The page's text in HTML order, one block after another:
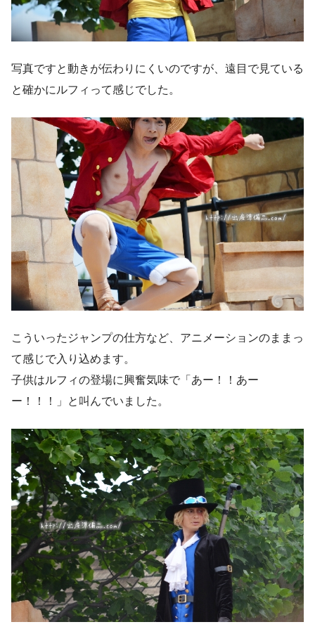
写真ですと動きが伝わりにくいのですが、遠目で見ている
と確かにルフィって感じでした。
こういったジャンプの仕方など、アニメーションのままっ
て感じで入り込めます。
子供はルフィの登場に興奮気味で「あー！！あー
ー！！！」と叫んでいました。